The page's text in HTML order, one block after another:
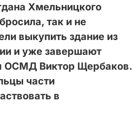
Хмельницкого
так и не
выкупить здание из
и уже завершают
ОСМД Виктор Щербаков.
части
в